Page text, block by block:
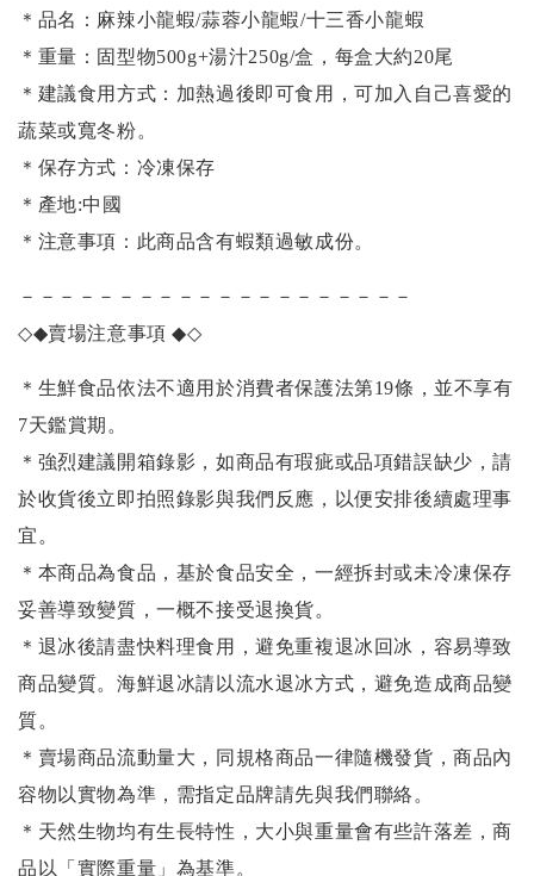
＊品名：麻辣小龍蝦/蒜蓉小龍蝦/十三香小龍蝦
＊重量：固型物500g+湯汁250g/盒，每盒大約20尾
＊建議食用方式：加熱過後即可食用，可加入自己喜愛的
蔬菜或寬冬粉。
＊保存方式：冷凍保存
＊產地:中國
＊注意事項：此商品含有蝦類過敏成份。
－－－－－－－－－－－－－－－－－－－－
◇◆賣場注意事項◆◇
＊生鮮食品依法不適用於消費者保護法第19條，並不享有
7天鑑賞期。
＊強烈建議開箱錄影，如商品有瑕疵或品項錯誤缺少，請
於收貨後立即拍照錄影與我們反應，以便安排後續處理事
宜。
＊本商品為食品，基於食品安全，一經拆封或未冷凍保存
妥善導致變質，一概不接受退換貨。
＊退冰後請盡快料理食用，避免重複退冰回冰，容易導致
商品變質。海鮮退冰請以流水退冰方式，避免造成商品變
質。
＊賣場商品流動量大，同規格商品一律隨機發貨，商品內
容物以實物為準，需指定品牌請先與我們聯絡。
＊天然生物均有生長特性，大小與重量會有些許落差，商
品以「實際重量」為基準。